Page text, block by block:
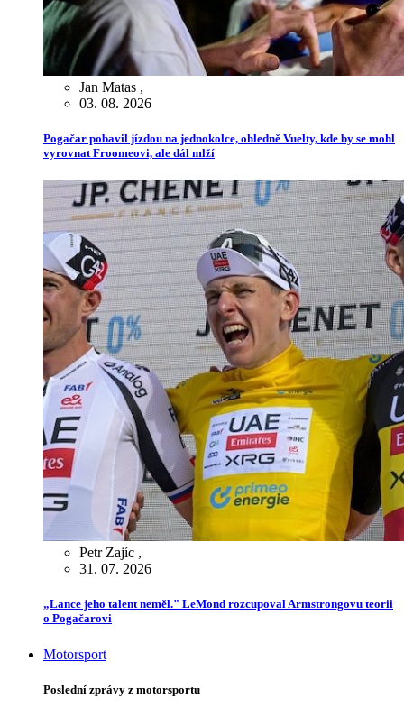
Jan Matas ,
03. 08. 2026
Pogačar pobavil jízdou na jednokolce, ohledně Vuelty, kde by se mohl
vyrovnat Froomeovi, ale dál mlží
Petr Zajíc ,
31. 07. 2026
„Lance jeho talent neměl." LeMond rozcupoval Armstrongovu teorii
o Pogačarovi
Motorsport
Poslední zprávy z motorsportu